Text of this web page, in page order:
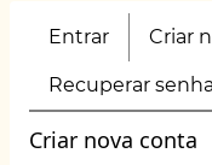
Primary
Entrar Criar
Recuperar senha
Criar nova conta